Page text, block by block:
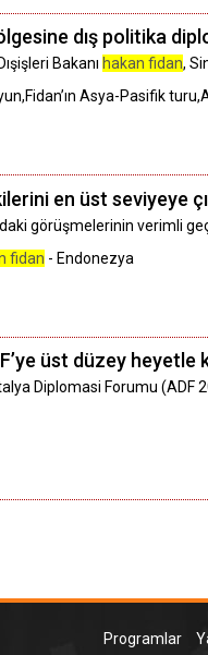
dış politika
Bakanı hakan fidan,
Asya-Pasifik
en üst seviyeye
görüşmelerinin verimli
fidan - Endonezya
üst düzey
Diplomasi Forumu (ADF
Programlar